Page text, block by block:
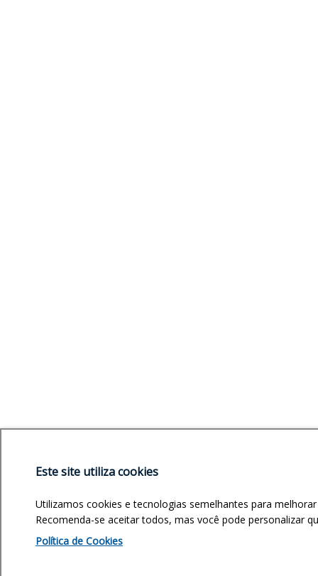
Este site utiliza cookies
Utilizamos cookies e tecnologias semelhantes para
Recomenda-se aceitar todos, mas você pode personalizar
Política de Cookies